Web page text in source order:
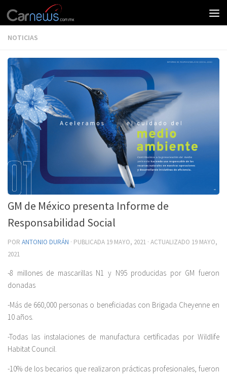
NOTICIAS
GM de México presenta Informe de
Responsabilidad Social
POR ANTONIO DURÁN · PUBLICADA 19 MAYO, 2021 · ACTUALIZADO 19 MAYO,
2021
-8 millones de mascarillas N1 y N95 producidas por GM fueron
donadas
-Más de 660,000 personas o beneficiadas con Brigada Cheyenne en
10 años.
-Todas las instalaciones de manufactura certificadas por Wildlife
Habitat Council.
-10% de los becarios que realizaron prácticas profesionales, fueron